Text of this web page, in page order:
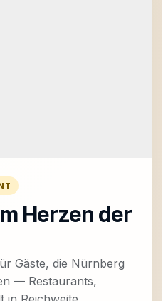
Herzen der
Gäste, die Nürnberg
— Restaurants,